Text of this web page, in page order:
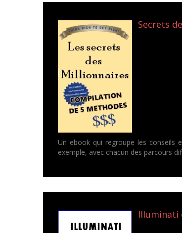
Secrets
Un ebook qui regroupe les conseils
exemple, avec chacun des parcours
Illuminati